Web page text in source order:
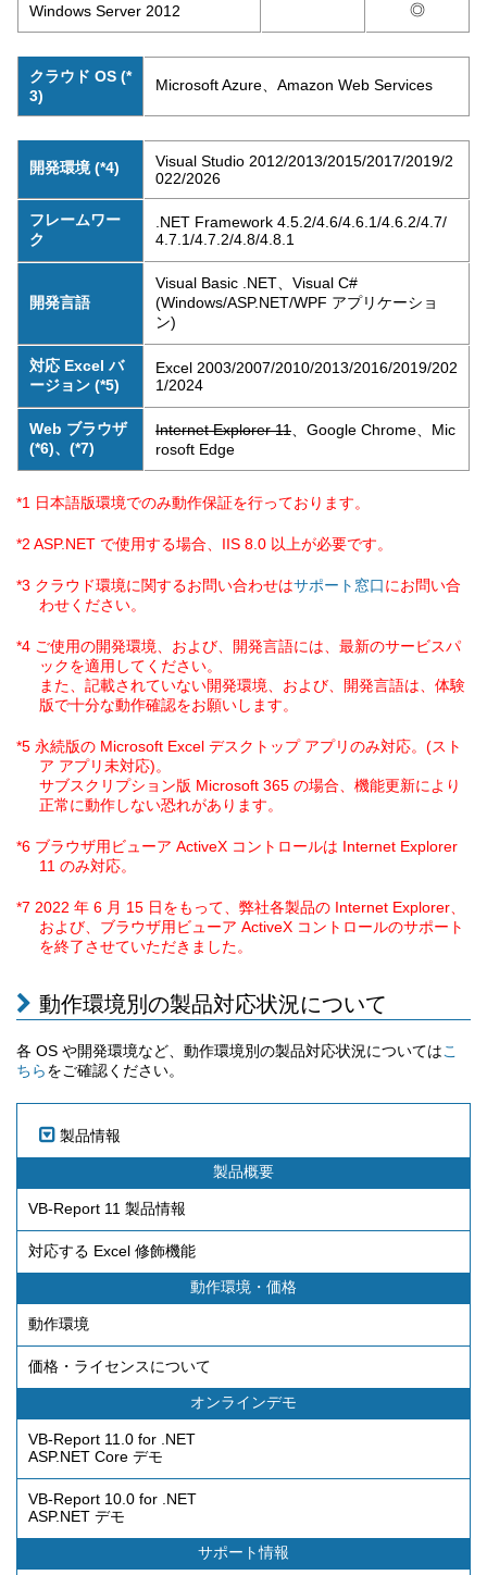
Windows Server 2012 ◎
クラウド OS (*
3)
Microsoft Azure、Amazon Web Services
開発環境 (*4)
Visual Studio 2012/2013/2015/2017/2019/2
022/2026
フレームワー
ク
.NET Framework 4.5.2/4.6/4.6.1/4.6.2/4.7/
4.7.1/4.7.2/4.8/4.8.1
開発言語
Visual Basic .NET、Visual C#
(Windows/ASP.NET/WPF アプリケーショ
ン)
対応 Excel バ
ージョン (*5)
Excel 2003/2007/2010/2013/2016/2019/202
1/2024
Web ブラウザ
(*6)、(*7)
Internet Explorer 11 、Google Chrome、Mic
rosoft Edge
*1 日本語版環境でのみ動作保証を行っております。
*2 ASP.NET で使用する場合、IIS 8.0 以上が必要です。
*3 クラウド環境に関するお問い合わせはサポート窓口にお問い合
わせください。
*4 ご使用の開発環境、および、開発言語には、最新のサービスパ
ックを適用してください。
また、記載されていない開発環境、および、開発言語は、体験
版で十分な動作確認をお願いします。
*5 永続版の Microsoft Excel デスクトップ アプリのみ対応。(スト
ア アプリ未対応)。
サブスクリプション版 Microsoft 365 の場合、機能更新により
正常に動作しない恐れがあります。
*6 ブラウザ用ビューア ActiveX コントロールは Internet Explorer
11 のみ対応。
*7 2022 年 6 月 15 日をもって、弊社各製品の Internet Explorer、
および、ブラウザ用ビューア ActiveX コントロールのサポート
を終了させていただきました。
動作環境別の製品対応状況について
各 OS や開発環境など、動作環境別の製品対応状況についてはこ
ちらをご確認ください。
製品情報
製品概要
VB-Report 11 製品情報
対応する Excel 修飾機能
動作環境・価格
動作環境
価格・ライセンスについて
オンラインデモ
VB-Report 11.0 for .NET
ASP.NET Core デモ
VB-Report 10.0 for .NET
ASP.NET デモ
サポート情報